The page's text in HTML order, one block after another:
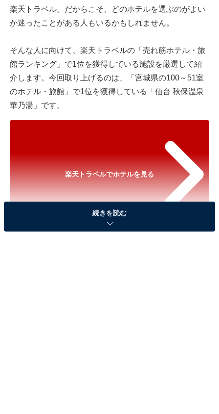
楽天トラベル。だからこそ、どのホテルを選ぶのがよい
か迷ったことがある人もいるかもしれません。
そんな人に向けて、 楽天トラベルの「売れ筋ホテル・旅
館ランキング」で1位を獲得している施設を厳選して紹
介します。今回取り上げるのは、「宮城県の100～51室
のホテル・旅館」で1位を獲得している「仙台 秋保温泉
華乃湯」です。
楽天トラベルでホテルを見る
続きを読む